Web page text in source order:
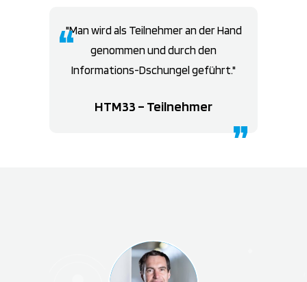
Man wird als Teilnehmer an der Hand
genommen und durch den
Informations-Dschungel geführt.
HTM33 – Teilnehmer